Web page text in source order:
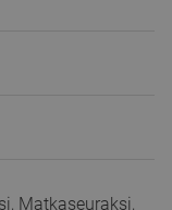
Matkaseuraksi,